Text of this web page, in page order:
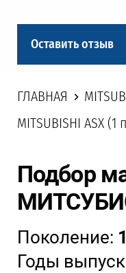
Оставить отзыв
ГЛАВНАЯ
MITSUBISHI ASX (1
Подбор
Поколение: 1
Годы